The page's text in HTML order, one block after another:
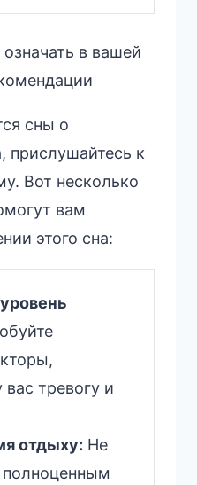
в вашей
сны о
прислушайтесь к
Вот несколько
вам
этого сна:
тревогу и
отдыху: Не
полноценным